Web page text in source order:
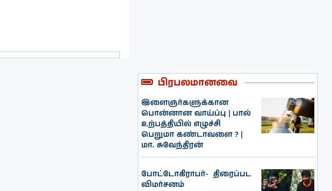
பிரபலமானவை
இளைஞர்களுக்கான
பொன்னான வாய்ப்பு | பால்
உற்பத்தியில் எழுச்சி
பெறுமா கண்டாவளை ? |
மா. சுவேந்திரன்
போட்டோகிராபர்- ‌ திரைப்பட
விமர்சனம்